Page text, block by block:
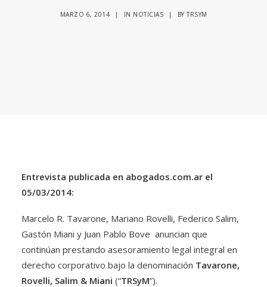
MARZO 6, 2014 | IN NOTICIAS | BYTRSYM
Entrevista publicada en abogados.com.ar el
05/03/2014:
Marcelo R. Tavarone, Mariano Rovelli, Federico Salim,
Gastón Miani y Juan Pablo Bove anuncian que
continúan prestando asesoramiento legal integral en
derecho corporativo bajo la denominación Tavarone,
Rovelli, Salim & Miani (“TRSyM”).